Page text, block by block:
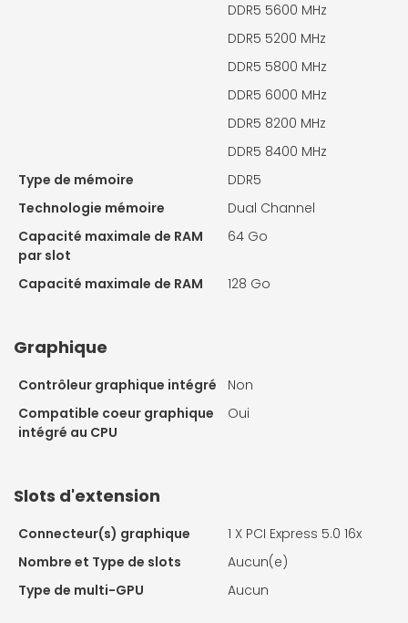
DDR5 5600 MHz
DDR5 5200 MHz
DDR5 5800 MHz
DDR5 6000 MHz
DDR5 8200 MHz
DDR5 8400 MHz
Type de mémoire
DDR5
Technologie mémoire
Dual Channel
Capacité maximale de RAM
par slot
64 Go
Capacité maximale de RAM 128 Go
Graphique
Contrôleur graphique intégré
Non
Compatible coeur graphique
intégré au CPU
Oui
Slots d'extension
Connecteur(s) graphique 1 X PCI Express 5.0 16x
Nombre et Type de slots
Aucun(e)
Type de multi-GPU
Aucun